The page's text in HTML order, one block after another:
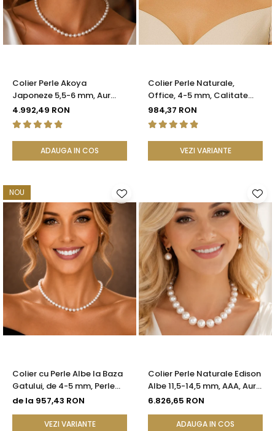
Seturi Perle cu Argint
Brățări cu Perle
Pandantive cu Perle
Colier Perle Akoya
Japoneze 5,5-6 mm, Aur
Galben 14K cu Închizătoare
Filigranată | KASKADDA®
4.992,49 RON
ADAUGA IN COS
Colier Perle Naturale,
Office, 4-5 mm, Calitate
AAA, Aur 14K | KASKADDA®
984,37 RON
VEZI VARIANTE
NOU
Colier cu Perle Albe la Baza
Gatului, de 4-5 mm, Perle
Rare, Calitate AAA+, Aur 14K
de la 957,43 RON
VEZI VARIANTE
Colier Perle Naturale Edison
Albe 11,5-14,5 mm, AAA, Aur
Galben 14K | KASKADDA®
6.826,65 RON
ADAUGA IN COS